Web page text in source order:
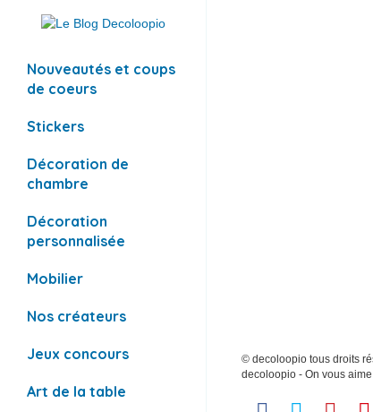
Nouveautés et coups
de coeurs
Stickers
Décoration de
chambre
Décoration
personnalisée
Mobilier
Nos créateurs
Jeux concours
Art de la table
© decoloopio tous droits
decoloopio - On vous aime